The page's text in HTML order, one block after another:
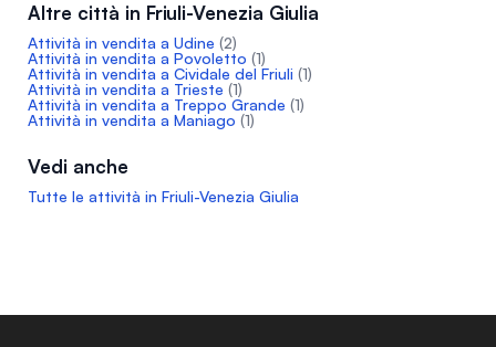
Altre città in Friuli-Venezia Giulia
Attività in vendita a Udine (2)
Attività in vendita a Povoletto (1)
Attività in vendita a Cividale del Friuli (1)
Attività in vendita a Trieste (1)
Attività in vendita a Treppo Grande (1)
Attività in vendita a Maniago (1)
Vedi anche
Tutte le attività in Friuli-Venezia Giulia